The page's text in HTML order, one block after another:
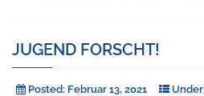
JUGEND FORSCHT!
Posted: Februar 13, 2021 Under: